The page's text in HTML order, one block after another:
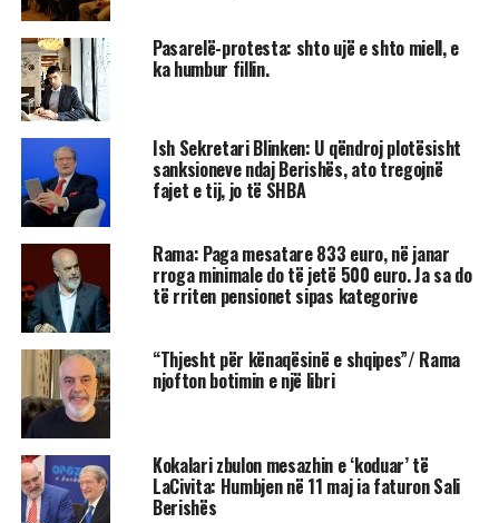
Pasarelë-protesta: shto ujë e shto miell, e
ka humbur fillin.
Ish Sekretari Blinken: U qëndroj plotësisht
sanksioneve ndaj Berishës, ato tregojnë
fajet e tij, jo të SHBA
Rama: Paga mesatare 833 euro, në janar
rroga minimale do të jetë 500 euro. Ja sa do
të rriten pensionet sipas kategorive
“Thjesht për kënaqësinë e shqipes”/ Rama
njofton botimin e një libri
Kokalari zbulon mesazhin e ‘koduar’ të
LaCivita: Humbjen në 11 maj ia faturon Sali
Berishës